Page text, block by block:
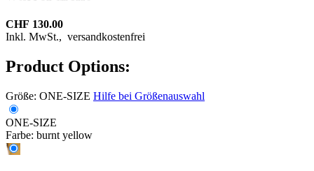
CHF 130.00
Inkl. MwSt., versandkostenfrei
Product Options:
Größe: ONE-SIZE Hilfe bei Größenauswahl
ONE-SIZE
Farbe: burnt yellow